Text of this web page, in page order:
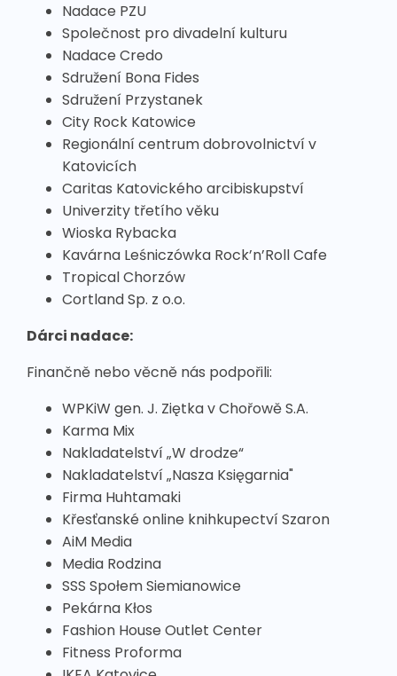
Nadace PZU
Společnost pro divadelní kulturu
Nadace Credo
Sdružení Bona Fides
Sdružení Przystanek
City Rock Katowice
Regionální centrum dobrovolnictví v
Katovicích
Caritas Katovického arcibiskupství
Univerzity třetího věku
Wioska Rybacka
Kavárna Leśniczówka Rock’n’Roll Cafe
Tropical Chorzów
Cortland Sp. z o.o.
Dárci nadace:
Finančně nebo věcně nás podpořili:
WPKiW gen. J. Ziętka v Chořowě S.A.
Karma Mix
Nakladatelství „W drodze“
Nakladatelství „Nasza Księgarnia"
Firma Huhtamaki
Křesťanské online knihkupectví Szaron
AiM Media
Media Rodzina
SSS Społem Siemianowice
Pekárna Kłos
Fashion House Outlet Center
Fitness Proforma